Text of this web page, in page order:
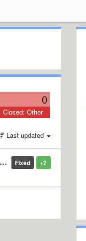
0
Closed: Other
Last updated
+2
Fixed